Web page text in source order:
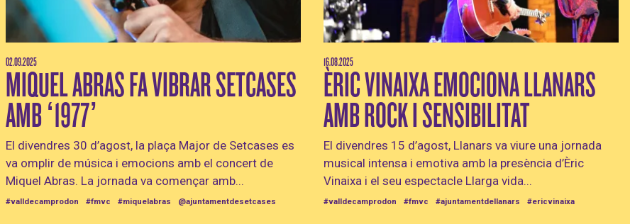
02.09.2025
MIQUEL ABRAS FA VIBRAR SETCASES
AMB ‘1977’
El divendres 30 d’agost, la plaça Major de Setcases es
va omplir de música i emocions amb el concert de
Miquel Abras. La jornada va començar amb...
#valldecamprodon #fmvc #miquelabras @ajuntamentdesetcases
16.08.2025
ÈRIC VINAIXA EMOCIONA LLANARS
AMB ROCK I SENSIBILITAT
El divendres 15 d’agost, Llanars va viure una jornada
musical intensa i emotiva amb la presència d’Èric
Vinaixa i el seu espectacle Llarga vida...
#valldecamprodon #fmvc #ajuntamentdellanars #ericvinaixa